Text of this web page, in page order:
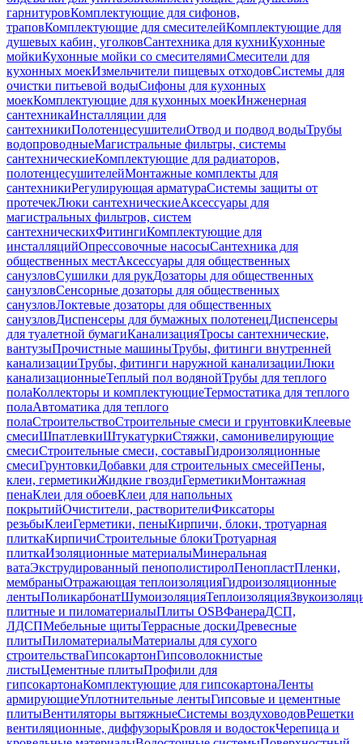
гарнитуровКомплектующие для сифонов,
траповКомплектующие для смесителейКомплектующие для
душевых кабин, уголковСантехника для кухниКухонные
мойкиКухонные мойки со смесителямиСмесители для
кухонных моекИзмельчители пищевых отходовСистемы для
очистки питьевой водыСифоны для кухонных
моекКомплектующие для кухонных моекИнженерная
сантехникаИнсталляции для
сантехникиПолотенцесушителиОтвод и подвод водыТрубы
водопроводныеМагистральные фильтры, системы
сантехническиеКомплектующие для радиаторов,
полотенцесушителейМонтажные комплекты для
сантехникиРегулирующая арматураСистемы защиты от
протечекЛюки сантехническиеАксессуары для
магистральных фильтров, систем
сантехническихФитингиКомплектующие для
инсталляцийОпрессовочные насосыСантехника для
общественных местАксессуары для общественных
санузловСушилки для рукДозаторы для общественных
санузловСенсорные дозаторы для общественных
санузловЛоктевые дозаторы для общественных
санузловДиспенсеры для бумажных полотенецДиспенсеры
для туалетной бумагиКанализацияТросы сантехнические,
вантузыПрочистные машиныТрубы, фитинги внутренней
канализацииТрубы, фитинги наружной канализацииЛюки
канализационныеТеплый пол водянойТрубы для теплого
полаКоллекторы и комплектующиеТермостатика для теплого
полаАвтоматика для теплого
полаСтроительствоСтроительные смеси и грунтовкиКлеевые
смесиШпатлевкиШтукатуркиСтяжки, самонивелирующие
смесиСтроительные смеси, составыГидроизоляционные
смесиГрунтовкиДобавки для строительных смесейПены,
клеи, герметикиЖидкие гвоздиГерметикиМонтажная
пенаКлеи для обоевКлеи для напольных
покрытийОчистители, растворителиФиксаторы
резьбыКлеиГерметики, пеныКирпичи, блоки, тротуарная
плиткаКирпичиСтроительные блокиТротуарная
плиткаИзоляционные материалыМинеральная
ватаЭкструдированный пенополистиролПенопластПленки,
мембраныОтражающая теплоизоляцияГидроизоляционные
лентыПоликарбонатШумоизоляцияТеплоизоляция
плитные и пиломатериалыПлиты OSBФанераДСП,
ЛДСПМебельные щитыТеррасные доскиДревесные
плитыПиломатериалыМатериалы для сухого
строительстваГипсокартонГипсоволокнистые
листыЦементные плитыПрофили для
гипсокартонаКомплектующие для гипсокартонаЛенты
армирующиеУплотнительные лентыГипсовые и цементные
плитыВентиляторы вытяжныеСистемы воздуховодовРешетки
вентиляционные, диффузорыКровля и водостокЧерепица и